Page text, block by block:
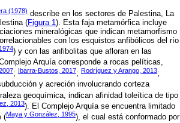
(1978) describe en los sectores de Palestina, La
(Figura 1). Esta faja metamórfica incluye
mineralógicas que indican metamorfismo
con los esquistos anfibólicos del río
) y con las anfibolitas que afloran en las
Arquía corresponde a rocas pelíticas,
; Ibarra-Bustos, 2017; Rodríguez y Arango, 2013;
y acreción involucrando corteza
geoquímica, indican afinidad toleítica de tipo
2013). El Complejo Arquía se encuentra limitado
(Maya y González, 1995), el cual está conformado por